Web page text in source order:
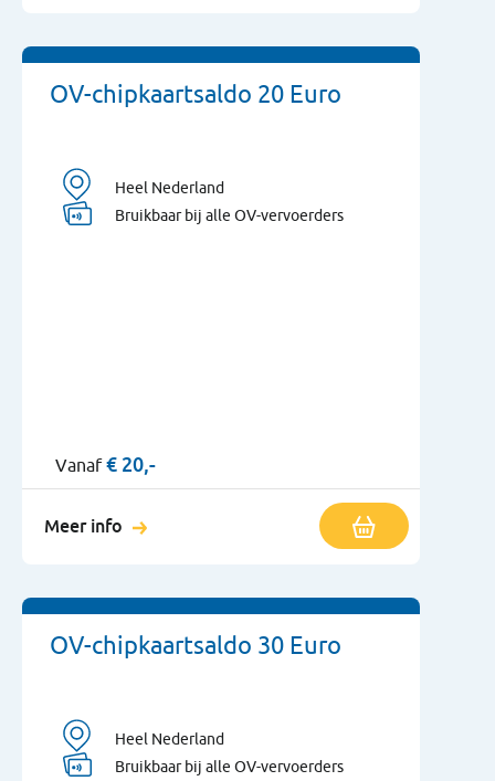
OV-chipkaartsaldo 20 Euro
Heel Nederland
Bruikbaar bij alle OV-vervoerders
Vanaf € 20,-
Meer info
OV-chipkaartsaldo 30 Euro
Heel Nederland
Bruikbaar bij alle OV-vervoerders